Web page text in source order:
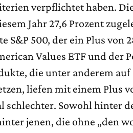
verpflichtet haben.
Jahr 27,6 Prozent
S&P 500, der ein Plus von
Values ETF und der
die unter anderem auf
liefen mit einem Plus
schlechter. Sowohl hinter
jenen, die ohne „den